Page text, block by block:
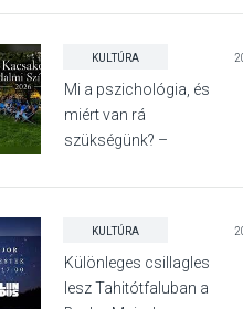
KULTÚRA
Mi a pszichológia, és
miért van rá
szükségünk? –
Irodalmi Színpadon
KULTÚRA
Különleges csillagles
lesz Tahitótfaluban a